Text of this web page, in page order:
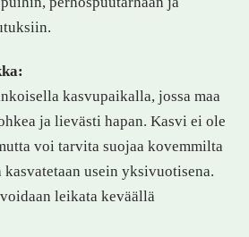
kasvupaikalla, jossa maa
ja lievästi hapan. Kasvi ei ole
voi tarvita suojaa kovemmilta
usein yksivuotisena.
leikata keväällä